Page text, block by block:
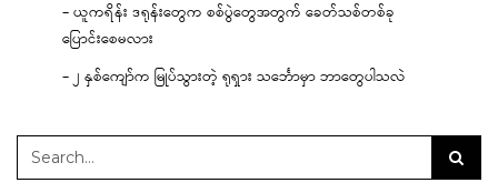
– ယူကရိန်း ဒရုန်းတွေက စစ်ပွဲတွေအတွက် ခေတ်သစ်တစ်ခု
ပြောင်းစေမလား
– ၂ နှစ်ကျော်က မြုပ်သွားတဲ့ ရုရှား သင်္ဘောမှာ ဘာတွေပါသလဲ